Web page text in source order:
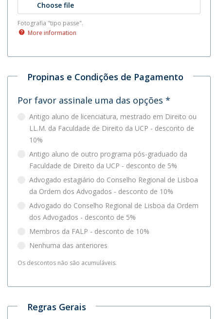
Choose file
Fotografia "tipo passe".
More information
Propinas e Condições de Pagamento
Por favor assinale uma das opções *
Antigo aluno de licenciatura, mestrado em Direito ou
LL.M. da Faculdade de Direito da UCP - desconto de
10%
Antigo aluno de outro programa pós-graduado da
Faculdade de Direito da UCP - desconto de 5%
Advogado estagiário do Conselho Regional de Lisboa
da Ordem dos Advogados - desconto de 10%
Advogado do Conselho Regional de Lisboa da Ordem
dos Advogados - desconto de 5%
Membros da FALP - desconto de 10%
Nenhuma das anteriores
Os descontos não são acumuláveis.
Regras Gerais